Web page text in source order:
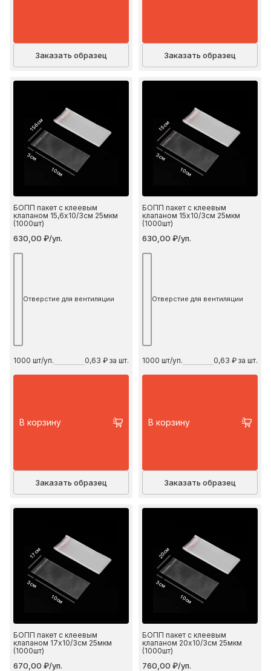
Заказать образец Заказать образец
15.6 см
3 см
10 см
БОПП пакет с клеевым
клапаном 15,6х10/3см 25мкм
(1000шт)
630,00 ₽/уп.
Отверстие для вентиляции
1000 шт/уп. 0,63 ₽ за шт.
В корзину
Заказать образец
15 см
3 см
10 см
БОПП пакет с клеевым
клапаном 15х10/3см 25мкм
(1000шт)
630,00 ₽/уп.
Отверстие для вентиляции
1000 шт/уп. 0,63 ₽ за шт.
В корзину
Заказать образец
17 см
3 см
10 см
БОПП пакет с клеевым
клапаном 17х10/3см 25мкм
(1000шт)
670,00 ₽/уп.
20 см
3 см
10 см
БОПП пакет с клеевым
клапаном 20х10/3см 25мкм
(1000шт)
760,00 ₽/уп.